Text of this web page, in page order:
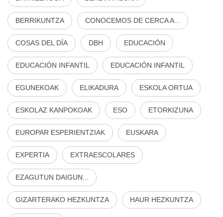
BERRIKUNTZA CONOCEMOS DE CERCA A...
COSAS DEL DÍA DBH EDUCACIÓN
EDUCACIÓN INFANTIL EDUCACIÓN INFANTIL
EGUNEKOAK ELIKADURA ESKOLA ORTUA
ESKOLAZ KANPOKOAK ESO ETORKIZUNA
EUROPAR ESPERIENTZIAK EUSKARA
EXPERTIA EXTRAESCOLARES
EZAGUTUN DAIGUN...
GIZARTERAKO HEZKUNTZA HAUR HEZKUNTZA